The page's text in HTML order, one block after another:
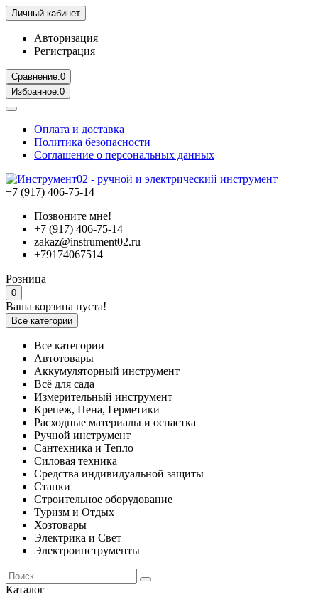
Личный кабинет
Авторизация
Регистрация
Сравнение:0
Избранное:0
Оплата и доставка
Политика безопасности
Соглашение о персональных данных
+7 (917) 406-75-14
Позвоните мне!
+7 (917) 406-75-14
zakaz@instrument02.ru
+79174067514
Розница
0
Ваша корзина пуста!
Все категории
Все категории
Автотовары
Аккумуляторный инструмент
Всё для сада
Измерительный инструмент
Крепеж, Пена, Герметики
Расходные материалы и оснастка
Ручной инструмент
Сантехника и Тепло
Силовая техника
Средства индивидуальной защиты
Станки
Строительное оборудование
Туризм и Отдых
Хозтовары
Электрика и Свет
Электроинструменты
Каталог